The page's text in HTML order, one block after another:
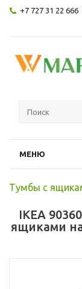
+7 727 31 22 666
МЕНЮ
Тумбы с
IKEA
ящиками